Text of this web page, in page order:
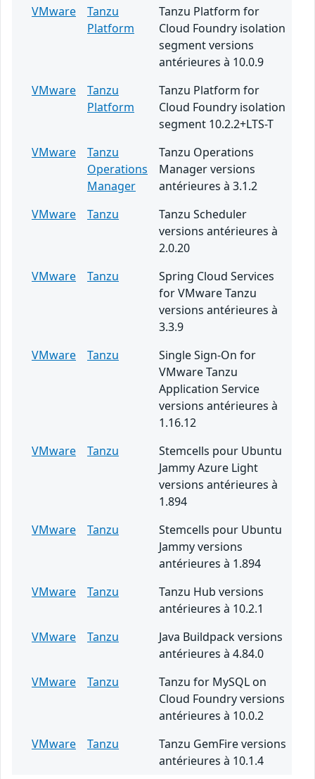
VMware
Tanzu
Platform
Tanzu Platform for
Cloud Foundry isolation
segment versions
antérieures à 10.0.9
VMware
Tanzu
Platform
Tanzu Platform for
Cloud Foundry isolation
segment 10.2.2+LTS-T
VMware
Tanzu
Operations
Manager
Tanzu Operations
Manager versions
antérieures à 3.1.2
VMware
Tanzu
Tanzu Scheduler
versions antérieures à
2.0.20
VMware
Tanzu
Spring Cloud Services
for VMware Tanzu
versions antérieures à
3.3.9
VMware
Tanzu
Single Sign-On for
VMware Tanzu
Application Service
versions antérieures à
1.16.12
VMware
Tanzu
Stemcells pour Ubuntu
Jammy Azure Light
versions antérieures à
1.894
VMware
Tanzu
Stemcells pour Ubuntu
Jammy versions
antérieures à 1.894
VMware
Tanzu
Tanzu Hub versions
antérieures à 10.2.1
VMware
Tanzu
Java Buildpack versions
antérieures à 4.84.0
VMware
Tanzu
Tanzu for MySQL on
Cloud Foundry versions
antérieures à 10.0.2
VMware
Tanzu
Tanzu GemFire versions
antérieures à 10.1.4